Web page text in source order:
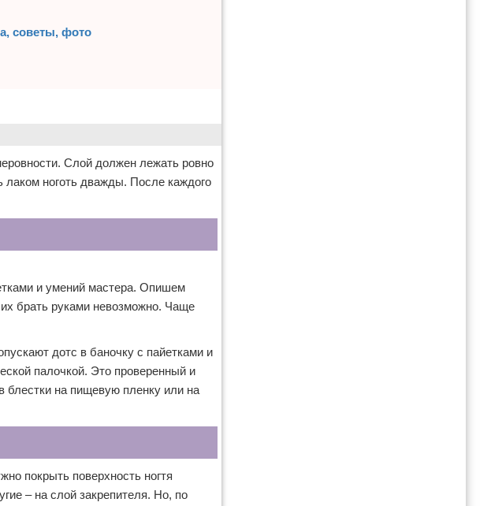
советы, фото
Слой должен лежать ровно
лаком ноготь дважды. После каждого
и умений мастера. Опишем
брать руками невозможно. Чаще
дотс в баночку с пайетками и
палочкой. Это проверенный и
на пищевую пленку или на
покрыть поверхность ногтя
– на слой закрепителя. Но, по